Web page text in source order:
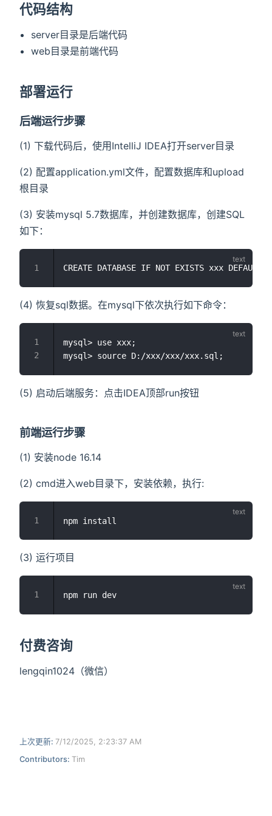
代码结构
server目录是后端代码
web目录是前端代码
部署运行
后端运行步骤
(1) 下载代码后，使用IntelliJ IDEA打开server目录
(2) 配置application.yml文件，配置数据库和upload
根目录
(3) 安装mysql 5.7数据库，并创建数据库，创建SQL
如下：
(4) 恢复sql数据。在mysql下依次执行如下命令：
mysql> use xxx;
(5) 启动后端服务：点击IDEA顶部run按钮
前端运行步骤
(1) 安装node 16.14
(2) cmd进入web目录下，安装依赖，执行:
(3) 运行项目
付费咨询
lengqin1024（微信）
上次更新: 7/12/2025, 2:23:37 AM
Contributors: Tim